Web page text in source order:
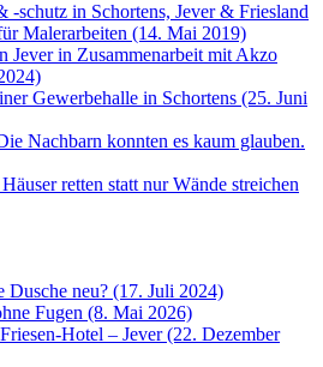
-schutz in Schortens, Jever & Friesland
Malerarbeiten (14. Mai 2019)
Jever in Zusammenarbeit mit Akzo
Gewerbehalle in Schortens (25. Juni
Nachbarn konnten es kaum glauben.
retten statt nur Wände streichen
Dusche neu? (17. Juli 2024)
Fugen (8. Mai 2026)
Hotel – Jever (22. Dezember